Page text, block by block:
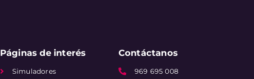
Páginas de interés
Simuladores
Contáctanos
969 695 008